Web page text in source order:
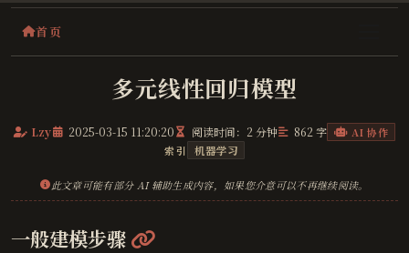
首页
多元线性回归模型
Lzy 2025-03-15 11:20:20 阅读时间：2 分钟 862 字
AI 协作
索引
机器学习
此文章可能有部分 AI 辅助生成内容，如果您介意可以不再继续阅读。
一般建模步骤 @